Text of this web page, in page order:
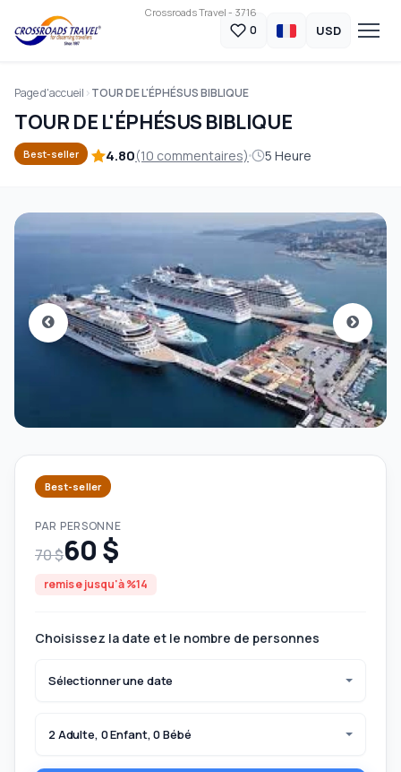
Crossroads Travel - 3716
0 USD
Page d'accueil TOUR DE L'ÉPHÉSUS BIBLIQUE
TOUR DE L'ÉPHÉSUS BIBLIQUE
Best-seller 4.80(10 commentaires) 5 Heure
Best-seller
PAR PERSONNE
70 $60 $
remise jusqu'à %14
Choisissez la date et le nombre de personnes
Sélectionner une date
2 Adulte, 0 Enfant, 0 Bébé